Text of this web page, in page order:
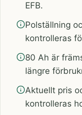
EFB.
Polställning
kontrolleras
80 Ah är
längre
Aktuellt pris
kontrolleras